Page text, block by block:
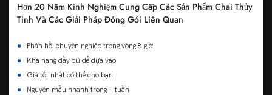
Hơn 20 Năm Kinh Nghiệm Cung Cấp Các Sản Phẩm Chai Thủy
Tinh Và Các Giải Pháp Đóng Gói Liên Quan
●
Phản hồi chuyên nghiệp trong vòng 8 giờ
●
Khả năng đầy đủ để dựa vào
●
Giá tốt nhất có thể cho bạn
●
Nguyên mẫu nhanh trong 1 tuần